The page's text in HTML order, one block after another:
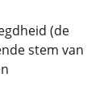
(de
stem van